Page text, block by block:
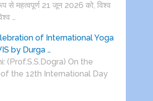
से महत्वपूर्ण 21 जून 2026 को, विश्व
…
of International Yoga
by Durga …
(Prof.S.S.Dogra) On the
the 12th International Day